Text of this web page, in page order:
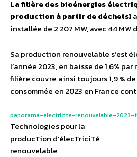
La filière des bioénergies
production à partir de déchets)
installée de 2 207 MW, avec 44
Sa production renouvelable s’est
l’année 2023, en baisse de 1,6%
filière couvre ainsi toujours 1,9 %
consommée en 2023 en France
panorama-electricite-renouvelable-
Technologies pour la
producTion d’élecTriciTé
renouvelable